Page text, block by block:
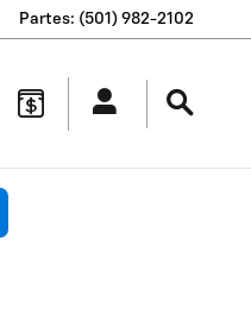
Partes: (501) 982-2102